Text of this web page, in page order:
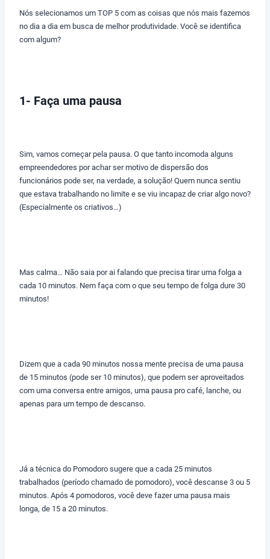
Nós selecionamos um TOP 5 com as coisas que nós mais fazemos
no dia a dia em busca de melhor produtividade. Você se identifica
com algum?
1- Faça uma pausa
Sim, vamos começar pela pausa. O que tanto incomoda alguns
empreendedores por achar ser motivo de dispersão dos
funcionários pode ser, na verdade, a solução! Quem nunca sentiu
que estava trabalhando no limite e se viu incapaz de criar algo novo?
(Especialmente os criativos…)
Mas calma… Não saia por ai falando que precisa tirar uma folga a
cada 10 minutos. Nem faça com o que seu tempo de folga dure 30
minutos!
Dizem que a cada 90 minutos nossa mente precisa de uma pausa
de 15 minutos (pode ser 10 minutos), que podem ser aproveitados
com uma conversa entre amigos, uma pausa pro café, lanche, ou
apenas para um tempo de descanso.
Já a técnica do Pomodoro sugere que a cada 25 minutos
trabalhados (período chamado de pomodoro), você descanse 3 ou 5
minutos. Após 4 pomodoros, você deve fazer uma pausa mais
longa, de 15 a 20 minutos.